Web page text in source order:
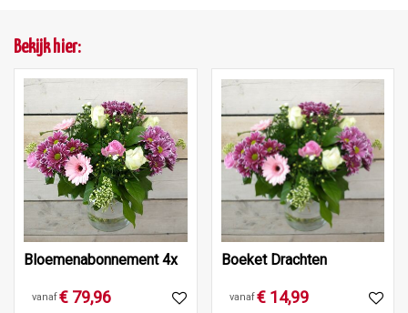
Bekijk hier:
Bloemenabonnement 4x
vanaf€ 79,96
Boeket Drachten
vanaf€ 14,99